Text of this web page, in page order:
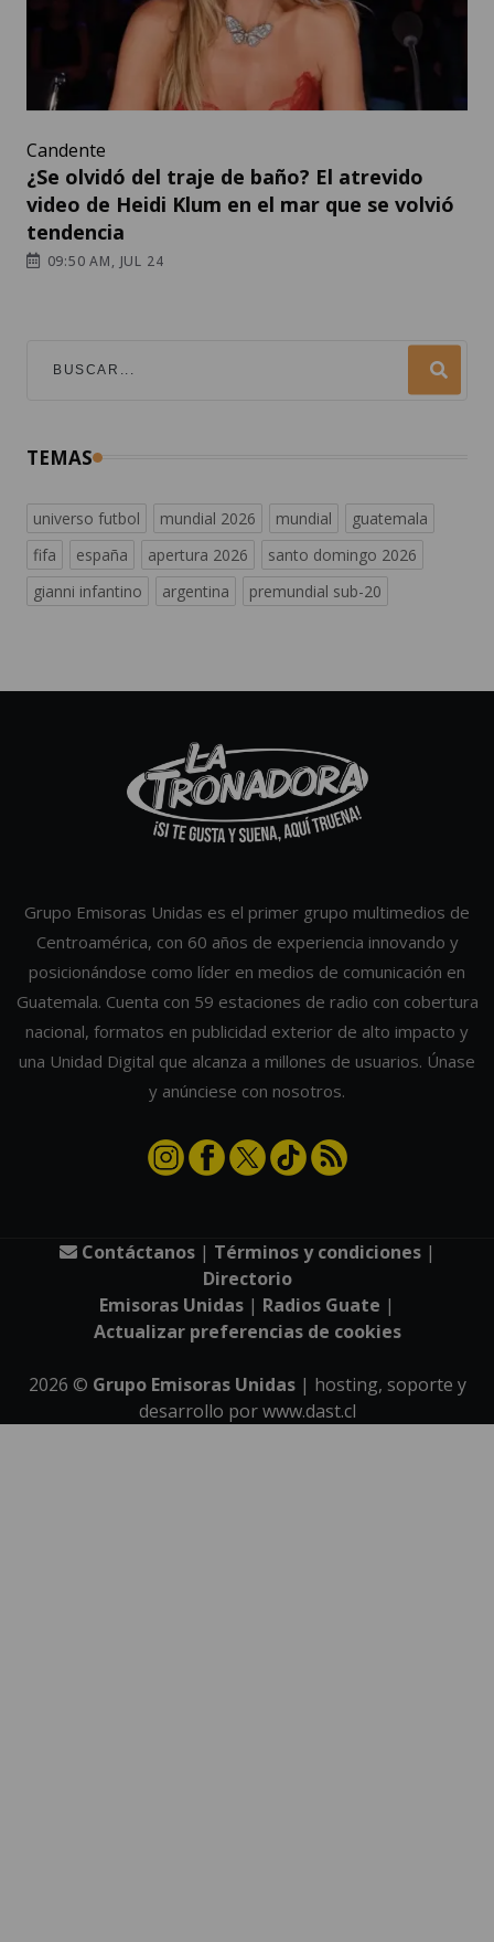
Candente
¿Se olvidó del traje de baño? El atrevido
video de Heidi Klum en el mar que se volvió
tendencia
09:50 AM, JUL 24
TEMAS
universo futbol mundial 2026 mundial
guatemala
fifa
españa apertura 2026
santo domingo 2026
gianni infantino
argentina premundial sub-20
Grupo Emisoras Unidas es el primer grupo multimedios de
Centroamérica, con 60 años de experiencia innovando y
posicionándose como líder en medios de comunicación en
Guatemala. Cuenta con 59 estaciones de radio con cobertura
nacional, formatos en publicidad exterior de alto impacto y
una Unidad Digital que alcanza a millones de usuarios. Únase
y anúnciese con nosotros.
Contáctanos| Términos y condiciones|
Directorio
Emisoras Unidas | Radios Guate |
Actualizar preferencias de cookies
2026 © Grupo Emisoras Unidas| hosting, soporte y
desarrollo porwww.dast.cl